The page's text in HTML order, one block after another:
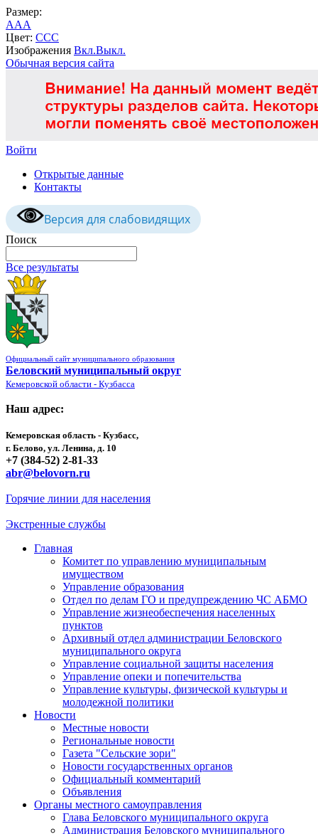
Размер:
AAA
Цвет: CCC
Изображения Вкл.Выкл.
Обычная версия сайта
Войти
Открытые данные
Контакты
Версия для слабовидящих
Поиск
Все результаты
Официальный сайт муниципального образования
Беловский муниципальный округ
Кемеровской области - Кузбасса
Наш адрес:
Кемеровская область - Кузбасс,
г. Белово, ул. Ленина, д. 10
+7 (384-52) 2-81-33
abr@belovorn.ru
Горячие линии для населения
Экстренные службы
Главная
Комитет по управлению муниципальным
имуществом
Управление образования
Отдел по делам ГО и предупреждению ЧС АБМО
Управление жизнеобеспечения населенных
пунктов
Архивный отдел администрации Беловского
муниципального округа
Управление социальной защиты населения
Управление опеки и попечительства
Управление культуры, физической культуры и
молодежной политики
Новости
Местные новости
Региональные новости
Газета "Сельские зори"
Новости государственных органов
Официальный комментарий
Объявления
Органы местного самоуправления
Глава Беловского муниципального округа
Администрация Беловского муниципального